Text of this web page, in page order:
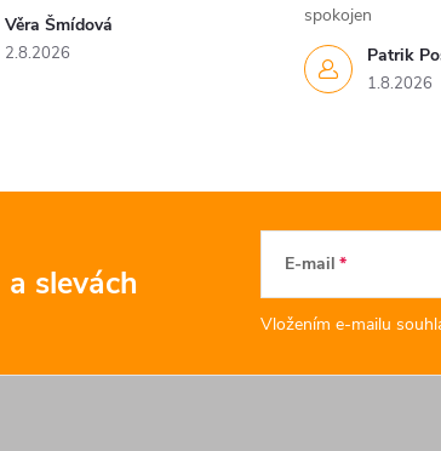
Věra Šmídová
2.8.2026 Patrik
1.8.2026
spokojen
a slevách E-mail
Vložením e-mailu